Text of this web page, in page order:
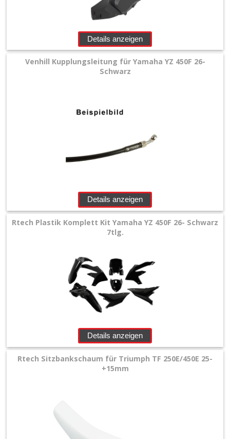
Details anzeigen
Venhill Kupplungsleitung für Yamaha YZ 450F 26-
Schwarz
Details anzeigen
Rtech Plastik Komplett Kit Yamaha YZ 450F 26- Schwarz
7tlg.
Details anzeigen
Rtech Sitzbankschaum für Triumph TF 250E/450E 25-
+15mm